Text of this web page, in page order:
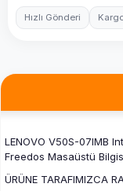
Hızlı Gönderi
LENOVO V50S-07IMB
Freedos Masaüstü
ÜRÜNE TARAFIMIZCA